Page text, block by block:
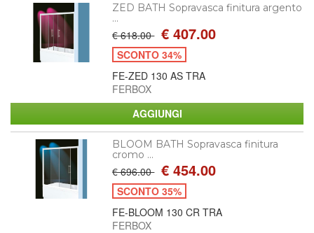
ZED BATH Sopravasca finitura argento
...
€ 618.00 € 407.00
SCONTO 34%
FE-ZED 130 AS TRA
FERBOX
BLOOM BATH Sopravasca finitura
cromo ...
€ 696.00 € 454.00
SCONTO 35%
FE-BLOOM 130 CR TRA
FERBOX